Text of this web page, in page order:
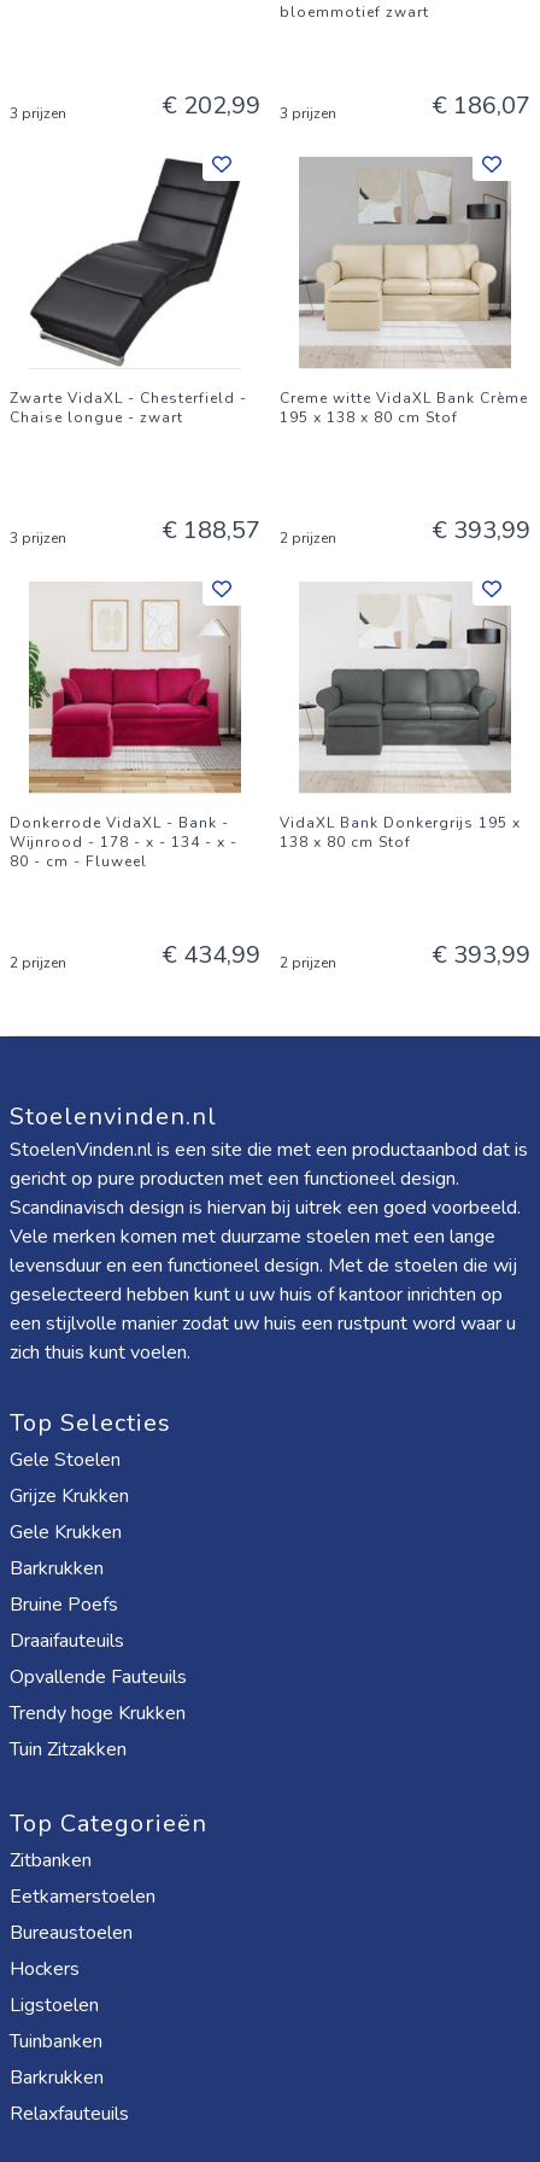
De levering bevat:
4 x zitkussen
9 x Groot kussen
5 x Klein kussen
2 x lang kussen
Bevestigingsaccessoires
3 prijzen € 202,99
bloemmotief zwart
3 prijzen € 186,07
Zwarte VidaXL - Chesterfield -
Chaise longue - zwart
3 prijzen € 188,57
Creme witte VidaXL Bank Crème
195 x 138 x 80 cm Stof
2 prijzen € 393,99
Donkerrode VidaXL - Bank -
Wijnrood - 178 - x - 134 - x -
80 - cm - Fluweel
2 prijzen € 434,99
VidaXL Bank Donkergrijs 195 x
138 x 80 cm Stof
2 prijzen € 393,99
Stoelenvinden.nl
StoelenVinden.nl is een site die met een productaanbod dat is
gericht op pure producten met een functioneel design.
Scandinavisch design is hiervan bij uitrek een goed voorbeeld.
Vele merken komen met duurzame stoelen met een lange
levensduur en een functioneel design. Met de stoelen die wij
geselecteerd hebben kunt u uw huis of kantoor inrichten op
een stijlvolle manier zodat uw huis een rustpunt word waar u
zich thuis kunt voelen.
Top Selecties
Gele Stoelen
Grijze Krukken
Gele Krukken
Barkrukken
Bruine Poefs
Draaifauteuils
Opvallende Fauteuils
Trendy hoge Krukken
Tuin Zitzakken
Top Categorieën
Zitbanken
Eetkamerstoelen
Bureaustoelen
Hockers
Ligstoelen
Tuinbanken
Barkrukken
Relaxfauteuils